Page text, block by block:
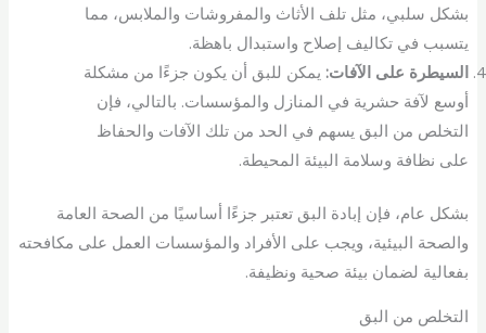
بشكل سلبي، مثل تلف الأثاث والمفروشات والملابس، مما
يتسبب في تكاليف إصلاح واستبدال باهظة.
السيطرة على الآفات: يمكن للبق أن يكون جزءًا من مشكلة
أوسع لآفة حشرية في المنازل والمؤسسات. بالتالي، فإن
التخلص من البق يسهم في الحد من تلك الآفات والحفاظ
على نظافة وسلامة البيئة المحيطة.
بشكل عام، فإن إبادة البق تعتبر جزءًا أساسيًا من الصحة العامة
والصحة البيئية، ويجب على الأفراد والمؤسسات العمل على مكافحته
بفعالية لضمان بيئة صحية ونظيفة.
التخلص من البق